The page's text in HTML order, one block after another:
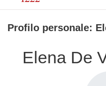
Profilo personale:
Elena De